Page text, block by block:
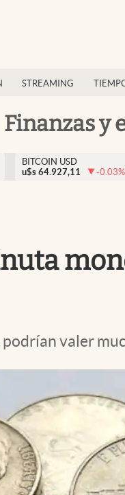
STREAMING
Finanzas y
BITCOIN USD
u$s 64.927,11 -0.03%
valer